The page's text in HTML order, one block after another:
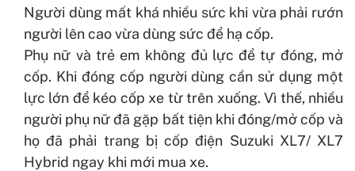
Người dùng mất khá nhiều sức khi vừa phải rướn
người lên cao vừa dùng sức để hạ cốp.
Phụ nữ và trẻ em không đủ lực để tự đóng, mở
cốp. Khi đóng cốp người dùng cần sử dụng một
lực lớn để kéo cốp xe từ trên xuống. Vì thế, nhiều
người phụ nữ đã gặp bất tiện khi đóng/mở cốp và
họ đã phải trang bịcốp điện Suzuki XL7/ XL7
Hybrid ngay khi mới mua xe.